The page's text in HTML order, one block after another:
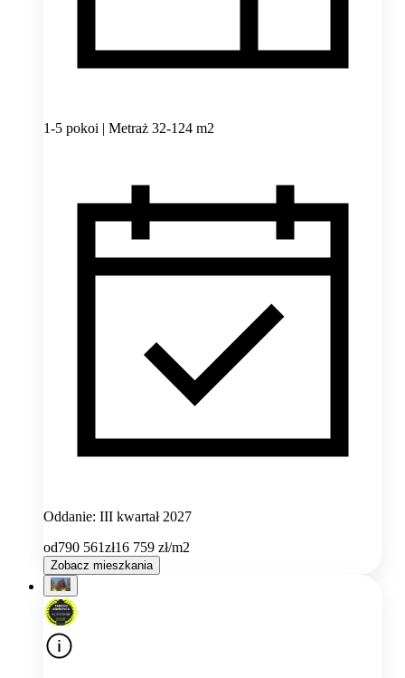
1-5 pokoi | Metraż 32-124 m2
Oddanie: III kwartał 2027
od790 561zł16 759 zł/m2
Zobacz mieszkania